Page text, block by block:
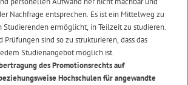
Nachfrage entsprechen. Es ist ein Mittelweg zu
Studierenden ermöglicht, in Teilzeit zu studieren.
Prüfungen sind so zu strukturieren, dass das
Studienangebot möglich ist.
des Promotionsrechts auf
Hochschulen für angewandte